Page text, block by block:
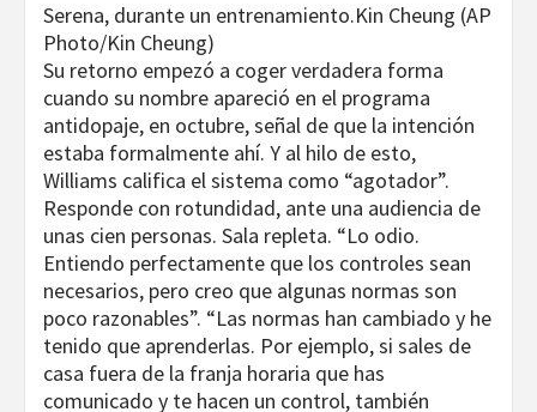
Serena, durante un entrenamiento.Kin Cheung (AP
Photo/Kin Cheung)
Su retorno empezó a coger verdadera forma
cuando su nombre apareció en el programa
antidopaje, en octubre, señal de que la intención
estaba formalmente ahí. Y al hilo de esto,
Williams califica el sistema como “agotador”.
Responde con rotundidad, ante una audiencia de
unas cien personas. Sala repleta. “Lo odio.
Entiendo perfectamente que los controles sean
necesarios, pero creo que algunas normas son
poco razonables”. “Las normas han cambiado y he
tenido que aprenderlas. Por ejemplo, si sales de
casa fuera de la franja horaria que has
comunicado y te hacen un control, también